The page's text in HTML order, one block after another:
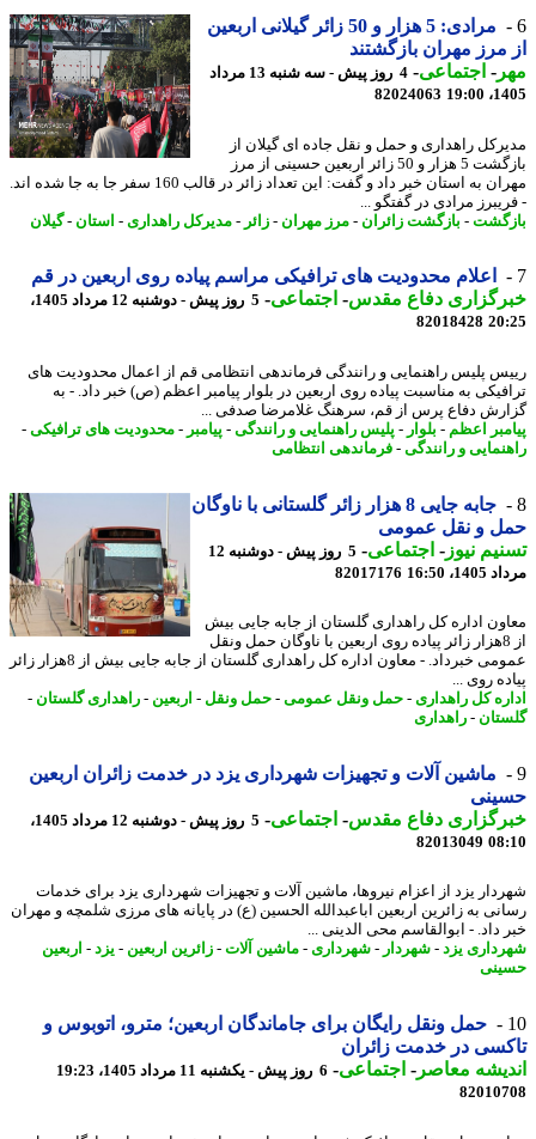
مرادی: 5 هزار و 50 زائر گیلانی اربعین
مرز مهران بازگشتند
-اجتماعی-
4 روز پیش - سه شنبه 13 مرداد
82024063
راهداری و حمل و نقل جاده ای گیلان از
بازگشت 5 هزار و 50 زائر اربعین حسینی از مرز
مهران به استان خبر داد و گفت: این تعداد زائر در قالب 160 سفر جا به جا شده اند.
مرادی در گفتگو ...
-بازگشت زائران- مرز مهران- زائر - مدیرکل راهداری- استان-گیلان
اعلام محدودیت های ترافیکی مراسم پیاده روی اربعین در قم
دفاع مقدس-اجتماعی-
5 روز پیش - دوشنبه 12 مرداد 1405،
82018428
پلیس راهنمایی و رانندگی فرماندهی انتظامی قم از اعمال محدودیت های
به مناسبت پیاده روی اربعین در بلوار پیامبر اعظم (ص) خبر داد. - به
دفاع پرس از قم، سرهنگ غلامرضا صدفی ...
اعظم-بلوار -پلیس راهنمایی و رانندگی-پیامبر-محدودیت های ترافیکی-
و رانندگی-فرماندهی انتظامی
جابه جایی 8 هزار زائر گلستانی با ناوگان
و نقل عمومی
نیوز-اجتماعی-
5 روز پیش - دوشنبه 12
16:50
82017176
اداره کل راهداری گلستان از جابه جایی بیش
از 8هزار زائر پیاده روی اربعین با ناوگان حمل ونقل
عمومی خبرداد. - معاون اداره کل راهداری گلستان از جابه جایی بیش از 8هزار زائر
روی ...
کل راهداری- حمل ونقل عمومی-حمل ونقل-اربعین -راهداری گلستان-
-راهداری
ماشین آلات و تجهیزات شهرداری یزد در خدمت زائران اربعین
دفاع مقدس-اجتماعی-
5 روز پیش - دوشنبه 12 مرداد 1405،
82013049
یزد از اعزام نیروها، ماشین آلات و تجهیزات شهرداری یزد برای خدمات
به زائرین اربعین اباعبدالله الحسین (ع) در پایانه های مرزی شلمچه و مهران
داد. - ابوالقاسم محی الدینی ...
یزد-شهردار-شهرداری- ماشین آلات -زائرین اربعین -یزد -اربعین
حمل ونقل رایگان برای جاماندگان اربعین؛ مترو، اتوبوس و
در خدمت زائران
معاصر-اجتماعی-6 روز پیش - یکشنبه 11 مرداد 1405، 19:23